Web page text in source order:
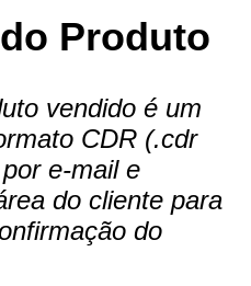
Produto
vendido é um
CDR (.cdr
e-mail e
do cliente para
do